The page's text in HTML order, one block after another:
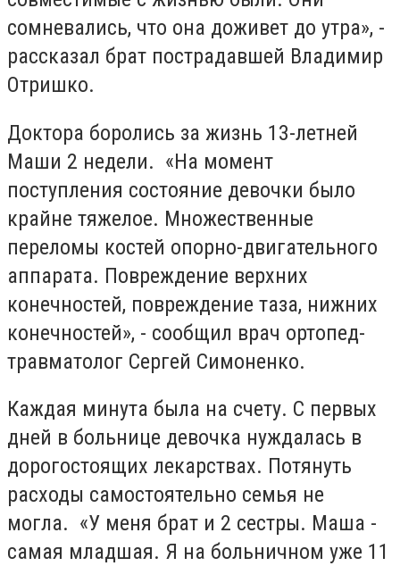
сомневались, что она доживет до утра», -
рассказал брат пострадавшей Владимир
Отришко.
Доктора боролись за жизнь 13-летней
Маши 2 недели. «На момент
поступления состояние девочки было
крайне тяжелое. Множественные
переломы костей опорно-двигательного
аппарата. Повреждение верхних
конечностей, повреждение таза, нижних
конечностей», - сообщил врач ортопед-
травматолог Сергей Симоненко.
Каждая минута была на счету. С первых
дней в больнице девочка нуждалась в
дорогостоящих лекарствах. Потянуть
расходы самостоятельно семья не
могла. «У меня брат и 2 сестры. Маша -
самая младшая. Я на больничном уже 11